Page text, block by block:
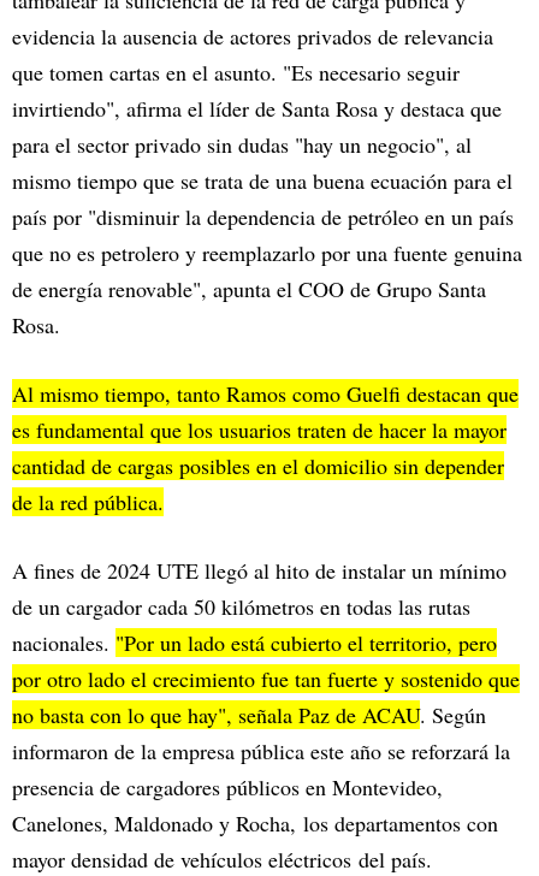
evidencia la ausencia de actores privados de relevancia
que tomen cartas en el asunto. "Es necesario seguir
invirtiendo", afirma el líder de Santa Rosa y destaca que
para el sector privado sin dudas "hay un negocio", al
mismo tiempo que se trata de una buena ecuación para el
país por "disminuir la dependencia de petróleo en un país
que no es petrolero y reemplazarlo por una fuente genuina
de energía renovable", apunta el COO de Grupo Santa
Rosa.
Al mismo tiempo, tanto Ramos como Guelfi destacan que
es fundamental que los usuarios traten de hacer la mayor
cantidad de cargas posibles en el domicilio sin depender
de la red pública.
A fines de 2024 UTE llegó al hito de instalar un mínimo
de un cargador cada 50 kilómetros en todas las rutas
nacionales. "Por un lado está cubierto el territorio, pero
por otro lado el crecimiento fue tan fuerte y sostenido que
no basta con lo que hay", señala Paz de ACAU. Según
informaron de la empresa pública este año se reforzará la
presencia de cargadores públicos en Montevideo,
Canelones, Maldonado y Rocha, los departamentos con
mayor densidad de vehículos eléctricos del país.